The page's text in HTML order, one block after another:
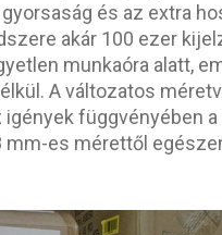
és az extra
akár 100 ezer
munkaóra alatt,
A változatos
függvényében a
mm-es mérettől